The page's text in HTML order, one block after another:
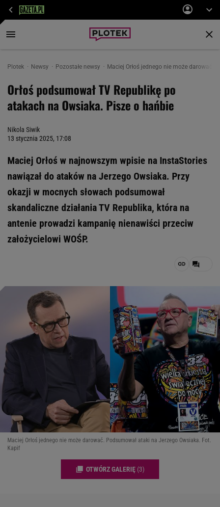
Plotek Newsy Pozostałe newsy Maciej Orłoś jednego nie może darować.
Orłoś podsumował TV Republikę po
atakach na Owsiaka. Pisze o hańbie
Nikola Siwik
13 stycznia 2025, 17:08
Maciej Orłoś w najnowszym wpisie na InstaStories
nawiązał do ataków na Jerzego Owsiaka. Przy
okazji w mocnych słowach podsumował
skandaliczne działania TV Republika, która na
antenie prowadzi kampanię nienawiści przeciw
założycielowi WOŚP.
Maciej Orłoś jednego nie może darować. Podsumował ataki na Jerzego Owsiaka. Fot.
Kapif
OTWÓRZ GALERIĘ (3)